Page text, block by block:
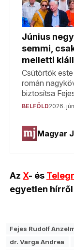
Az X- és
egyetlen
Fejes Rudolf
dr. Varga Andrea